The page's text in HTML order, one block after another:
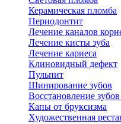
Керамическая пломба
Периодонтит
Лечение каналов
Лечение кисты зуба
Лечение кариеса
Клиновидный дефект
Пульпит
Шинирование зубов
Восстановление
Капы от бруксизма
Художественная